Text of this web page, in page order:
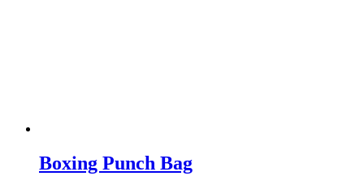
Boxing Punch Bag